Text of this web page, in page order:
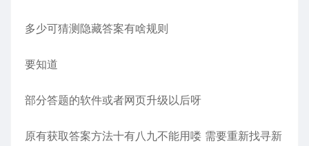
多少可猜测隐藏答案有啥规则
要知道
部分答题的软件或者网页升级以后呀
原有获取答案方法十有八九不能用喽 需要重新找寻新